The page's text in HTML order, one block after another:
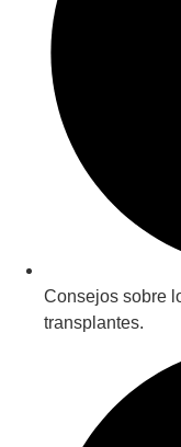
Consejos sobre
transplantes.